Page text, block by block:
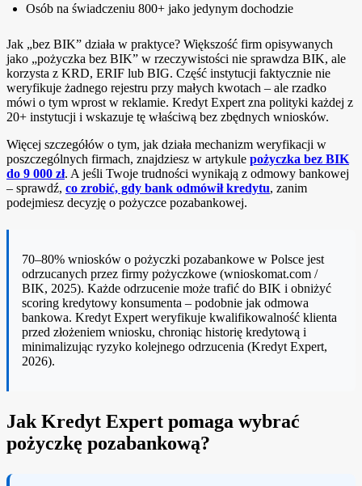
Osób na świadczeniu 800+ jako jedynym dochodzie
Jak „bez BIK” działa w praktyce? Większość firm opisywanych
jako „pożyczka bez BIK” w rzeczywistości nie sprawdza BIK, ale
korzysta z KRD, ERIF lub BIG. Część instytucji faktycznie nie
weryfikuje żadnego rejestru przy małych kwotach – ale rzadko
mówi o tym wprost w reklamie. Kredyt Expert zna polityki każdej z
20+ instytucji i wskazuje tę właściwą bez zbędnych wniosków.
Więcej szczegółów o tym, jak działa mechanizm weryfikacji w
poszczególnych firmach, znajdziesz w artykule pożyczka bez BIK
do 9 000 zł. A jeśli Twoje trudności wynikają z odmowy bankowej
– sprawdź, co zrobić, gdy bank odmówił kredytu, zanim
podejmiesz decyzję o pożyczce pozabankowej.
70–80% wniosków o pożyczki pozabankowe w Polsce jest
odrzucanych przez firmy pożyczkowe (wnioskomat.com /
BIK, 2025). Każde odrzucenie może trafić do BIK i obniżyć
scoring kredytowy konsumenta – podobnie jak odmowa
bankowa. Kredyt Expert weryfikuje kwalifikowalność klienta
przed złożeniem wniosku, chroniąc historię kredytową i
minimalizując ryzyko kolejnego odrzucenia (Kredyt Expert,
2026).
Jak Kredyt Expert pomaga wybrać
pożyczkę pozabankową?